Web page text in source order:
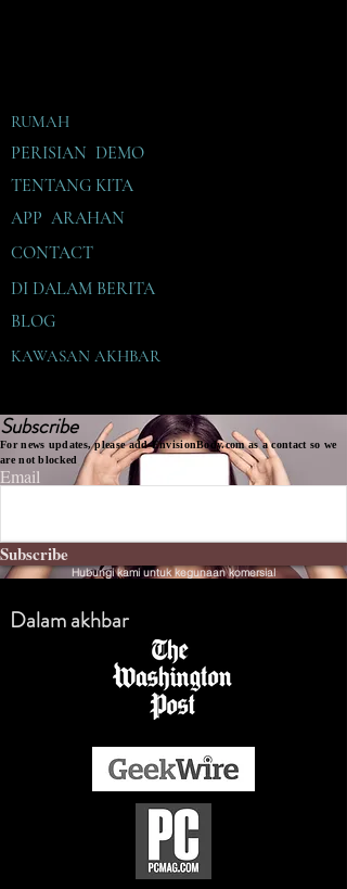
RUMAH
DI DALAM BERITA
KAWASAN AKHBAR
PERISIAN DEMO
TENTANG KITA
BLOG
APP ARAHAN
CONTACT
Subscribe
For news updates, please add EnvisionBody.com as a contact so we
are not blocked
Email
Subscribe
Hubungi kami untuk kegunaan komersial
Dalam akhbar